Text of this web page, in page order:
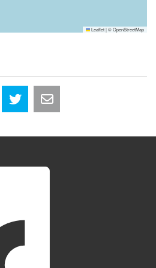
Leaflet|©OpenStreetMap